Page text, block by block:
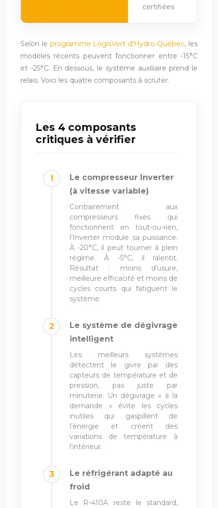
certifiées
Selon le programme LogisVert d’Hydro-Québec, les
modèles récents peuvent fonctionner entre -15°C
et -25°C. En dessous, le système auxiliaire prend le
relais. Voici les quatre composants à scruter.
Les 4 composants
critiques à vérifier
Le compresseur Inverter
(à vitesse variable)
Contrairement aux
compresseurs fixes qui
fonctionnent en tout-ou-rien,
l’Inverter module sa puissance.
À -20°C, il peut tourner à plein
régime. À -5°C, il ralentit.
Résultat : moins d’usure,
meilleure efficacité et moins de
cycles courts qui fatiguent le
système.
Le système de dégivrage
intelligent
Les meilleurs systèmes
détectent le givre par des
capteurs de température et de
pression, pas juste par
minuterie. Un dégivrage « à la
demande » évite les cycles
inutiles qui gaspillent de
l’énergie et créent des
variations de température à
l’intérieur.
Le réfrigérant adapté au
froid
Le R-410A reste le standard,